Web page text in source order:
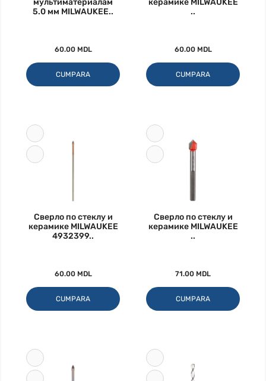
мультиматериалам
5.0 мм MILWAUKEE..
60.00 MDL
CUMPARA
керамике MILWAUKEE
..
60.00 MDL
CUMPARA
Сверло по стеклу и
керамике MILWAUKEE
4932399..
60.00 MDL
CUMPARA
Сверло по стеклу и
керамике MILWAUKEE
..
71.00 MDL
CUMPARA